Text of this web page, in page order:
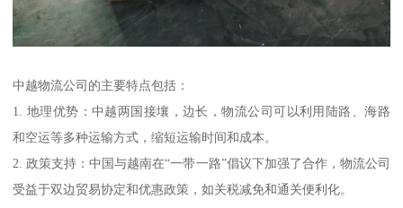
中越物流公司的主要特点包括：
1. 地理优势：中越两国接壤，边长，物流公司可以利用陆路、海路
和空运等多种运输方式，缩短运输时间和成本。
2. 政策支持：中国与越南在“一带一路”倡议下加强了合作，物流公司
受益于双边贸易协定和优惠政策，如关税减免和通关便利化。